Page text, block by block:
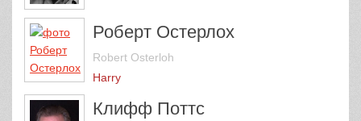
Роберт Остерлох
Robert Osterloh
Harry
Клифф Поттс